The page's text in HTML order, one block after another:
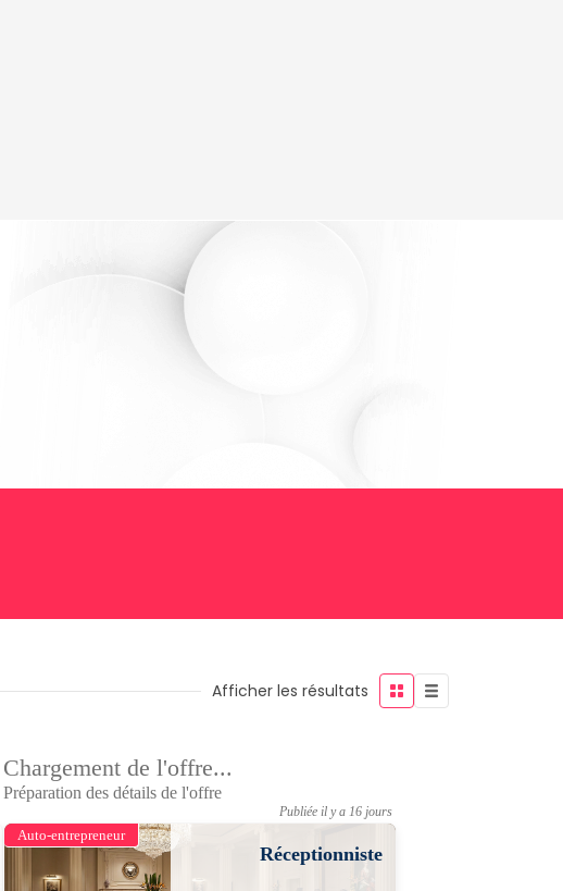
Afficher les résultats
Chargement de l'offre...
Préparation des détails de l'offre
Publiée il y a 16 jours
Auto-entrepreneur
Réceptionniste